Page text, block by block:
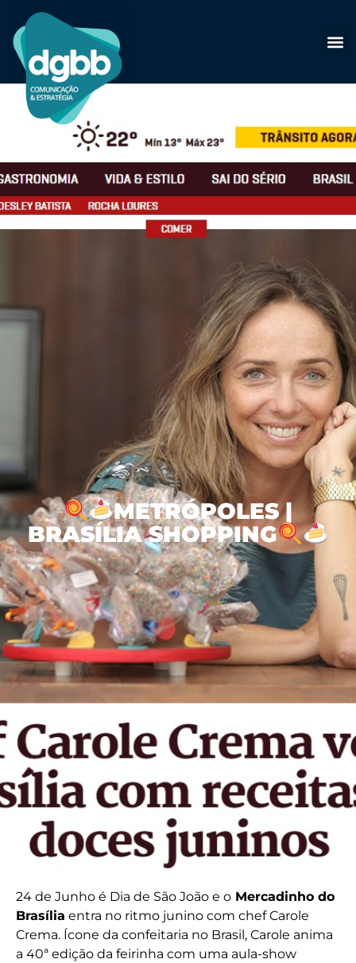
METRÓPOLES |
BRASÍLIA SHOPPING
24 de Junho é Dia de São João e o Mercadinho do
Brasília entra no ritmo junino com chef Carole
Crema. Ícone da confeitaria no Brasil, Carole anima
a 40ª edição da feirinha com uma aula-show